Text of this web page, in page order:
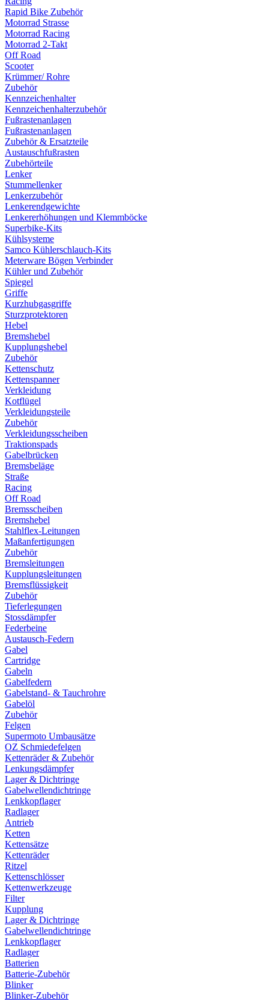
Rapid Bike Zubehör
Motorrad Strasse
Motorrad Racing
Motorrad 2-Takt
Off Road
Scooter
Krümmer/ Rohre
Zubehör
Kennzeichenhalter
Kennzeichenhalterzubehör
Fußrastenanlagen
Fußrastenanlagen
Zubehör & Ersatzteile
Austauschfußrasten
Zubehörteile
Lenker
Stummellenker
Lenkerzubehör
Lenkerendgewichte
Lenkererhöhungen und Klemmböcke
Superbike-Kits
Kühlsysteme
Samco Kühlerschlauch-Kits
Meterware Bögen Verbinder
Kühler und Zubehör
Spiegel
Griffe
Kurzhubgasgriffe
Sturzprotektoren
Hebel
Bremshebel
Kupplungshebel
Zubehör
Kettenschutz
Kettenspanner
Verkleidung
Kotflügel
Verkleidungsteile
Zubehör
Verkleidungsscheiben
Traktionspads
Gabelbrücken
Bremsbeläge
Straße
Racing
Off Road
Bremsscheiben
Bremshebel
Stahlflex-Leitungen
Maßanfertigungen
Zubehör
Bremsleitungen
Kupplungsleitungen
Bremsflüssigkeit
Zubehör
Tieferlegungen
Stossdämpfer
Federbeine
Austausch-Federn
Gabel
Cartridge
Gabeln
Gabelfedern
Gabelstand- & Tauchrohre
Gabelöl
Zubehör
Felgen
Supermoto Umbausätze
OZ Schmiedefelgen
Kettenräder & Zubehör
Lenkungsdämpfer
Lager & Dichtringe
Gabelwellendichtringe
Lenkkopflager
Radlager
Antrieb
Ketten
Kettensätze
Kettenräder
Ritzel
Kettenschlösser
Kettenwerkzeuge
Filter
Kupplung
Lager & Dichtringe
Gabelwellendichtringe
Lenkkopflager
Radlager
Batterien
Batterie-Zubehör
Blinker
Blinker-Zubehör